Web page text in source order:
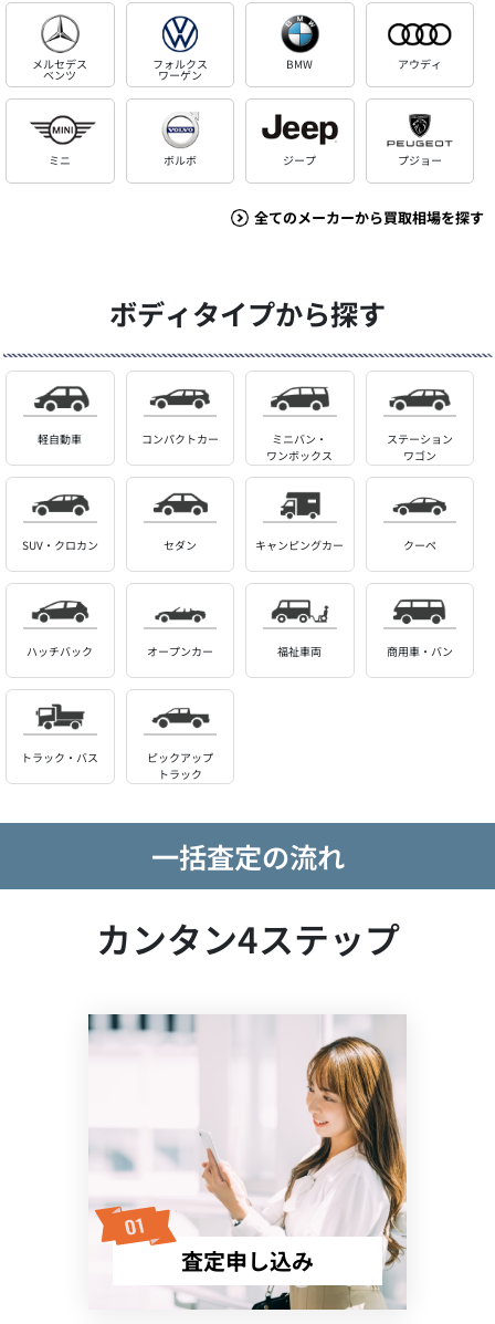
メルセデス
ベンツ
フォルクス
ワーゲン
BMW アウディ
ミニ ボルボ ジープ プジョー
全てのメーカーから買取相場を探す
ボディタイプから探す
軽自動車 コンパクトカー
ミニバン・
ワンボックス
ステーション
ワゴン
SUV・クロカン セダン キャンピングカー クーペ
ハッチバック オープンカー 福祉車両 商用車・バン
トラック・バス
ピックアップ
トラック
一括査定の流れ
カンタン4ステップ
査定申し込み